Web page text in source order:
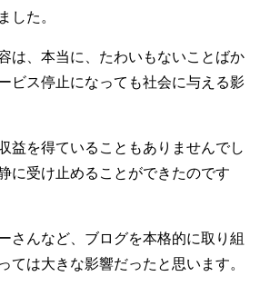
した。
は、本当に、たわいもないことばか
ビス停止になっても社会に与える影
益を得ていることもありませんでし
に受け止めることができたのです
さんなど、ブログを本格的に取り組
ては大きな影響だったと思います。